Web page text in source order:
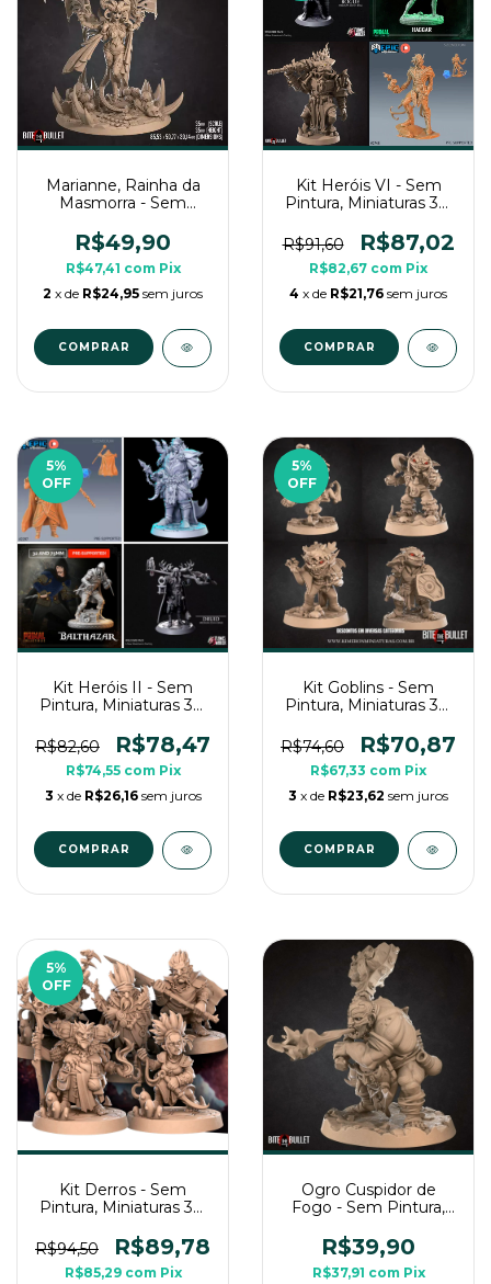
Marianne, Rainha da
Masmorra - Sem
Grande Para Rpg de
Mesa
R$49,90
R$47,41 com Pix
2 x de R$24,95 sem juros
Kit Heróis VI - Sem
Pintura, Miniaturas 3D
Mesa
R$91,60 R$87,02
R$82,67 com Pix
4 x de R$21,76 sem juros
COMPRAR
5%
OFF
Kit Heróis II - Sem
Pintura, Miniaturas 3D
Mesa
R$82,60 R$78,47
R$74,55 com Pix
3 x de R$26,16 sem juros
COMPRAR
5%
OFF
Kit Goblins - Sem
Pintura, Miniaturas 3D
Mesa
R$74,60 R$70,87
R$67,33 com Pix
3 x de R$23,62 sem juros
COMPRAR
5%
OFF
Kit Derros - Sem
Pintura, Miniaturas 3D
Mesa
R$94,50 R$89,78
R$85,29 com Pix
Ogro Cuspidor de
Fogo - Sem Pintura,
Para RPG de Mesa
R$39,90
R$37,91 com Pix